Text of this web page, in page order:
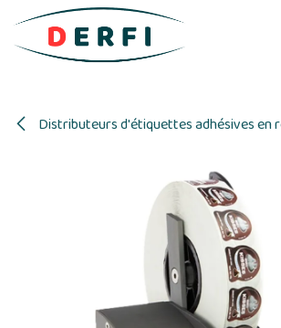
Se rendre au contenu
Distributeurs d'étiquettes adhésives en